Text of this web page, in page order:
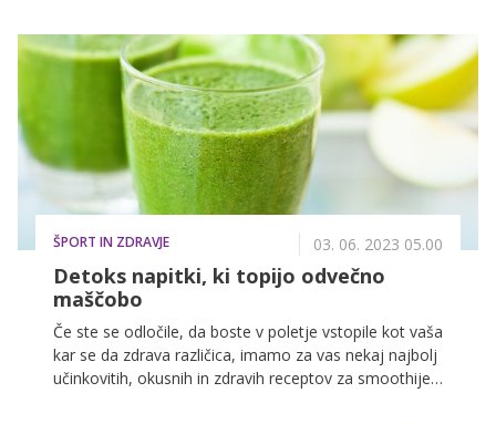
blagodejno vpliva na njeno počutje.
ŠPORT IN ZDRAVJE 03. 06. 2023 05.00
Detoks napitki, ki topijo odvečno
maščobo
Če ste se odločile, da boste v poletje vstopile kot vaša
kar se da zdrava različica, imamo za vas nekaj najbolj
učinkovitih, okusnih in zdravih receptov za smoothije,